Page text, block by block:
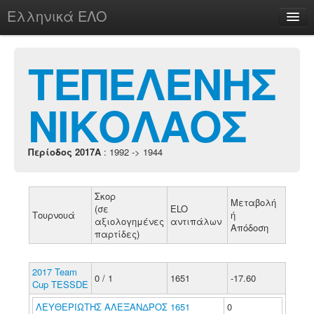
Ελληνικά ΕΛΟ
chesstu.be @ discord
Login
ΤΕΠΕΛΕΝΗΣ
ΝΙΚΟΛΑΟΣ
Περίοδος 2017A : 1992 -> 1944
Τουρνουά
Σκορ
(σε
αξιολογημένες
παρτίδες)
ELO
αντιπάλων
Μεταβολή
ή
Απόδοση
2017 Team
Cup TESSDE 0 / 1 1651 -17.60
ΛΕΥΘΕΡΙΩΤΗΣ ΑΛΕΞΑΝΔΡΟΣ 1651 0